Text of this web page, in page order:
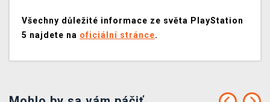
Všechny důležité informace ze světa PlayStation
5 najdete na oficiální stránce.